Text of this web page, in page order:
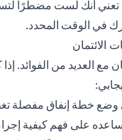
تعني أنك لست مضطرًا
في الوقت المحدد.
الائتمان
مع العديد من
خطة إنفاق مفصلة
على فهم كيفية